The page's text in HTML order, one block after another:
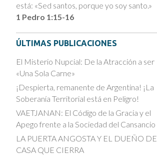
está: «Sed santos, porque yo soy santo.»
1 Pedro 1:15-16
ÚLTIMAS PUBLICACIONES
El Misterio Nupcial: De la Atracción a ser
«Una Sola Carne»
¡Despierta, remanente de Argentina! ¡La
Soberanía Territorial está en Peligro!
VAETJANAN: El Código de la Gracia y el
Apego frente a la Sociedad del Cansancio
LA PUERTA ANGOSTA Y EL DUEÑO DE
CASA QUE CIERRA